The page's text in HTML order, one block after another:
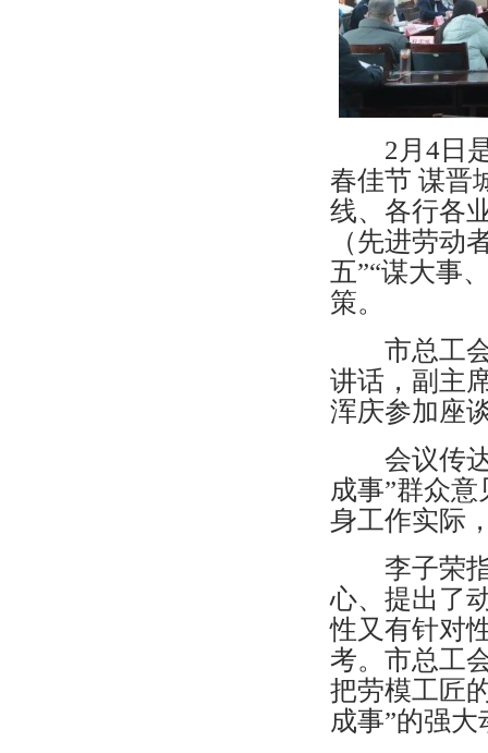
2月4日是
春佳节 谋晋
线、各行各
（先进劳动
五”“谋大事
策。
市总工会
讲话，副主
浑庆参加座
会议传达
成事”群众
身工作实际
李子荣指
心、提出了
性又有针对
考。市总工
把劳模工匠
成事”的强大